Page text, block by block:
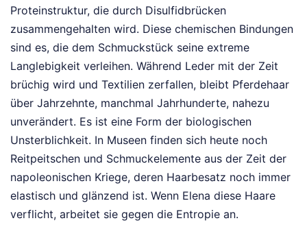
Proteinstruktur, die durch Disulfidbrücken
zusammengehalten wird. Diese chemischen Bindungen
sind es, die dem Schmuckstück seine extreme
Langlebigkeit verleihen. Während Leder mit der Zeit
brüchig wird und Textilien zerfallen, bleibt Pferdehaar
über Jahrzehnte, manchmal Jahrhunderte, nahezu
unverändert. Es ist eine Form der biologischen
Unsterblichkeit. In Museen finden sich heute noch
Reitpeitschen und Schmuckelemente aus der Zeit der
napoleonischen Kriege, deren Haarbesatz noch immer
elastisch und glänzend ist. Wenn Elena diese Haare
verflicht, arbeitet sie gegen die Entropie an.